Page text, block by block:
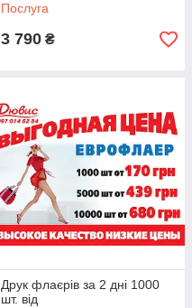
Послуга
3 790 ₴
Друк флаєрів за 2 дні 1000
шт. від